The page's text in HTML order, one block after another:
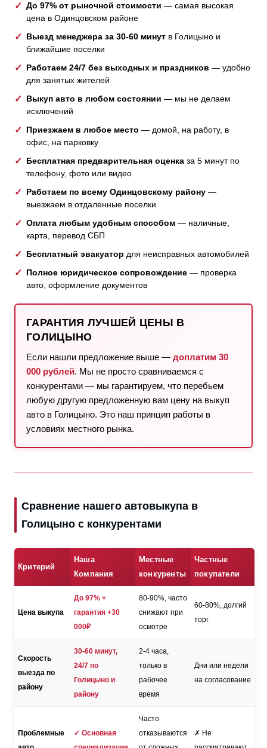
До 97% от рыночной стоимости — самая высокая
цена в Одинцовском районе
Выезд менеджера за 30-60 минут в Голицыно и
ближайшие поселки
Работаем 24/7 без выходных и праздников — удобно
для занятых жителей
Выкуп авто в любом состоянии — мы не делаем
исключений
Приезжаем в любое место — домой, на работу, в
офис, на парковку
Бесплатная предварительная оценка за 5 минут по
телефону, фото или видео
Работаем по всему Одинцовскому району —
выезжаем в отдаленные поселки
Оплата любым удобным способом — наличные,
карта, перевод СБП
Бесплатный эвакуатор для неисправных автомобилей
Полное юридическое сопровождение — проверка
авто, оформление документов
ГАРАНТИЯ ЛУЧШЕЙ ЦЕНЫ В
ГОЛИЦЫНО
Если нашли предложение выше — доплатим 30
000 рублей. Мы не просто сравниваемся с
конкурентами — мы гарантируем, что перебьем
любую другую предложенную вам цену на выкуп
авто в Голицыно. Это наш принцип работы в
условиях местного рынка.
Сравнение нашего автовыкупа в
Голицыно с конкурентами
Критерий
Наша
Компания
Местные
конкуренты
Частные
покупатели
Цена выкупа
До 97% +
гарантия +30
000₽
80-90%, часто
снижают при
осмотре
60-80%, долгий
торг
Скорость
выезда по
району
30-60 минут,
24/7 по
Голицыно и
району
2-4 часа,
только в
рабочее
время
Дни или недели
на согласование
Проблемные
✓ Основная
Часто
отказываются
✗ Не